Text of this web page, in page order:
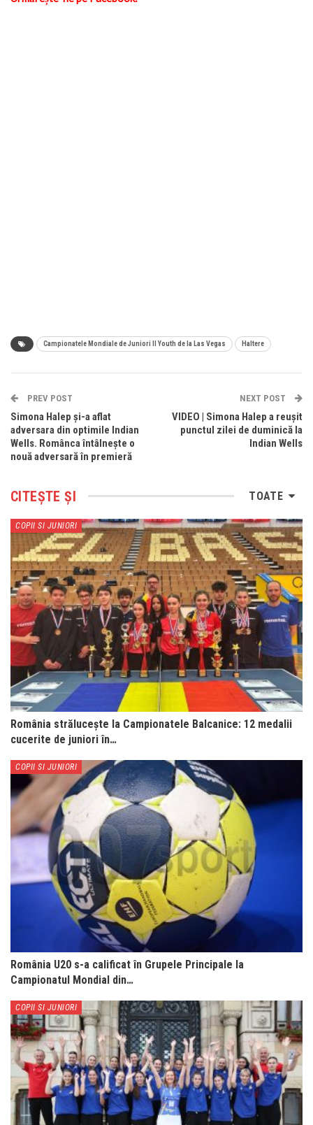
Campionatele Mondiale de Juniori II Youth de la Las Vegas Haltere
PREV POST
Simona Halep şi-a aflat
adversara din optimile Indian
Wells. Românca întâlnește o
nouă adversară în premieră
NEXT POST
VIDEO | Simona Halep a reușit
punctul zilei de duminică la
Indian Wells
TOATE
CITEȘTE ȘI
COPII SI JUNIORI
România strălucește la Campionatele Balcanice: 12 medalii
cucerite de juniori în…
COPII SI JUNIORI
România U20 s-a calificat în Grupele Principale la
Campionatul Mondial din…
COPII SI JUNIORI